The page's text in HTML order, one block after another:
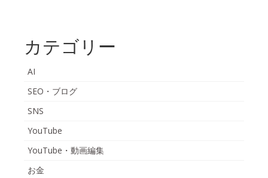
カテゴリー
AI
SEO・ブログ
SNS
YouTube
YouTube・動画編集
お金